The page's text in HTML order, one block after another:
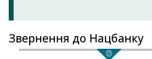
Звернення до Нацбанку